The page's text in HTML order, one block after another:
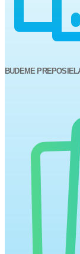
BUDEME